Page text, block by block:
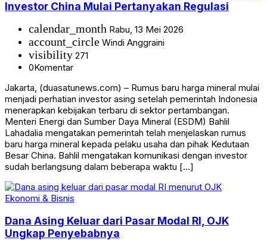
Investor China Mulai Pertanyakan Regulasi
calendar_month Rabu, 13 Mei 2026
account_circle Windi Anggraini
visibility 271
0Komentar
Jakarta, (duasatunews.com) – Rumus baru harga mineral mulai
menjadi perhatian investor asing setelah pemerintah Indonesia
menerapkan kebijakan terbaru di sektor pertambangan.
Menteri Energi dan Sumber Daya Mineral (ESDM) Bahlil
Lahadalia mengatakan pemerintah telah menjelaskan rumus
baru harga mineral kepada pelaku usaha dan pihak Kedutaan
Besar China. Bahlil mengatakan komunikasi dengan investor
sudah berlangsung dalam beberapa waktu […]
Ekonomi & Bisnis
Dana Asing Keluar dari Pasar Modal RI, OJK
Ungkap Penyebabnya